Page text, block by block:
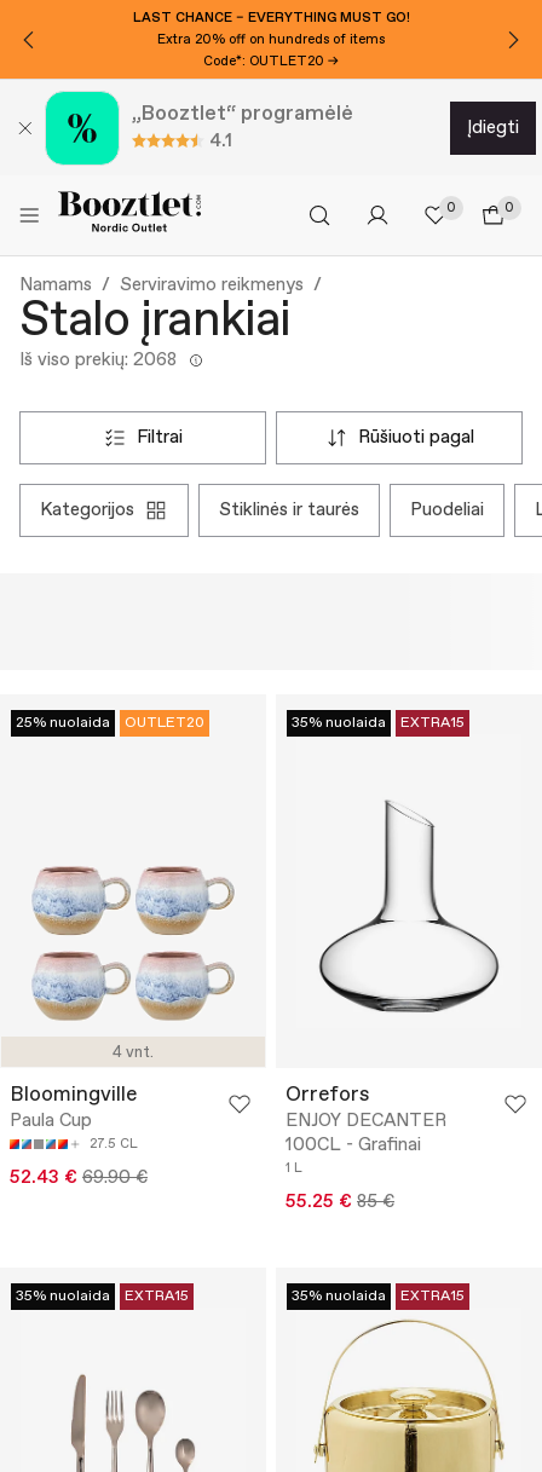
LAST CHANCE – EVERYTHING MUST GO!
Extra 20% off on hundreds of items
Code*: OUTLET20 →
„Booztlet“ programėlė
4.1
įdiegti
0 0
Namams Serviravimo reikmenys
Stalo įrankiai
Iš viso prekių: 2068
filtrai rūšiuoti pagal
kategorijos stiklinės ir taurės puodeliai
4 vnt.
25% nuolaida OUTLET20
Bloomingville
Paula Cup
27.5 CL
52.43 € 69.90 €
35% nuolaida EXTRA15
Orrefors
ENJOY DECANTER
100CL - Grafinai
1 L
55.25 € 85 €
35% nuolaida EXTRA15 35% nuolaida EXTRA15